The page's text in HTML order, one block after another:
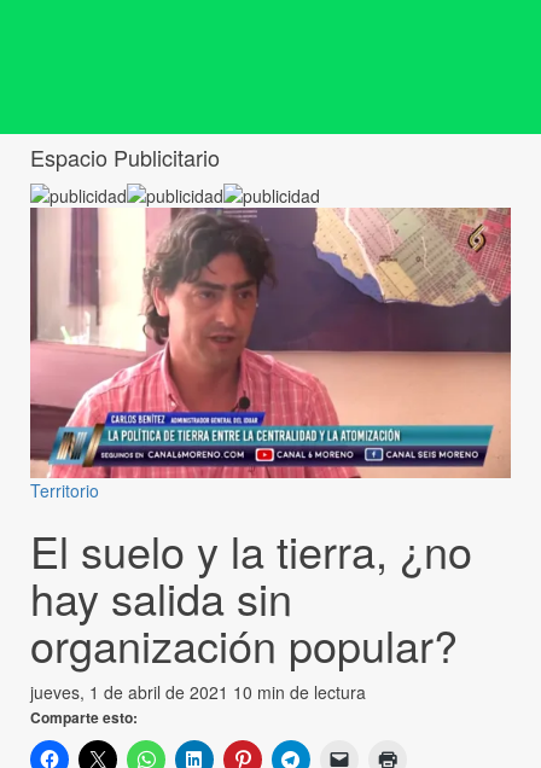
Espacio Publicitario
Territorio
El suelo y la tierra, ¿no
hay salida sin
organización popular?
jueves, 1 de abril de 2021 10 min de lectura
Comparte esto: